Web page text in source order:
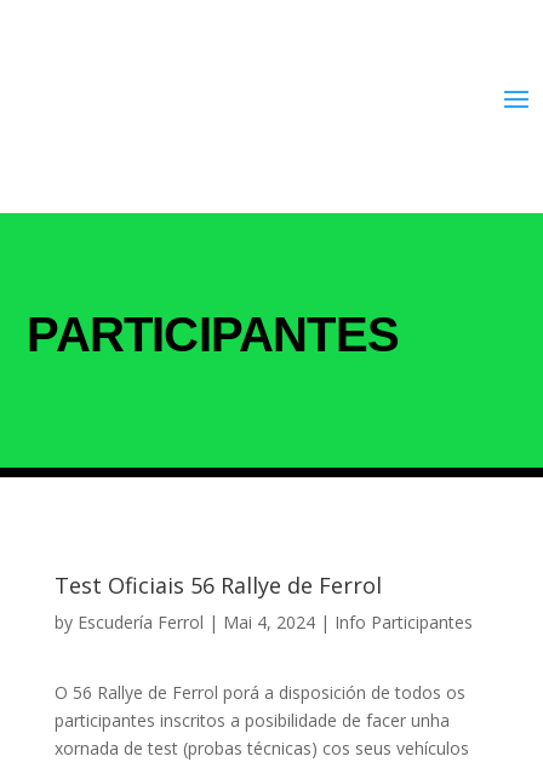
PARTICIPANTES
Test Oficiais 56 Rallye de Ferrol
by Escudería Ferrol | Mai 4, 2024| Info Participantes
O 56 Rallye de Ferrol porá a disposición de todos os
participantes inscritos a posibilidade de facer unha
xornada de test (probas técnicas) cos seus vehículos